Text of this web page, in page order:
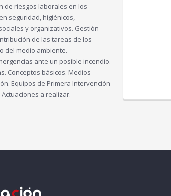
de riesgos laborales en los
seguridad, higiénicos,
y organizativos. Gestión
de las tareas de los
del medio ambiente.
ante un posible incendio.
Conceptos básicos. Medios
Equipos de Primera Intervención
Actuaciones a realizar.